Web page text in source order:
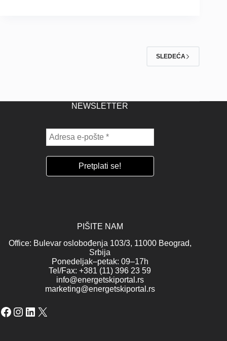
SLEDEĆA
NEWSLETTER
PIŠITE NAM
Office: Bulevar oslobođenja 103/3, 11000 Beograd,
Srbija
Ponedeljak–petak: 09–17h
Tel/Fax: +381 (11) 396 23 59
info@energetskiportal.rs
marketing@energetskiportal.rs
Facebook
Instagram
LinkedIn
X